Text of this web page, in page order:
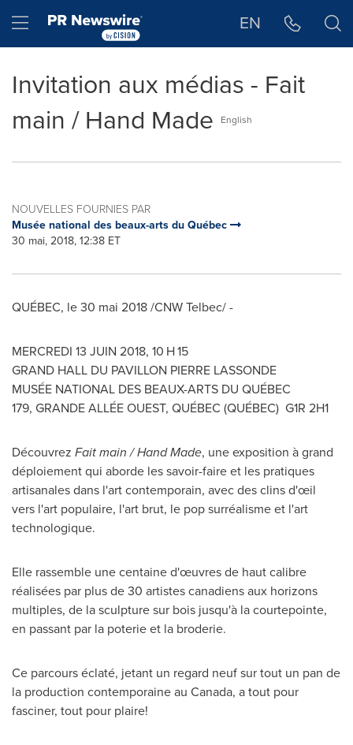
Hamburger menu EN
Invitation aux médias - Fait
main / Hand Made
English
NOUVELLES FOURNIES PAR
Musée national des beaux-arts du Québec
30 mai, 2018, 12:38 ET
QUÉBEC, le 30 mai 2018 /CNW Telbec/ -
MERCREDI 13 JUIN 2018, 10 H 15
GRAND HALL DU PAVILLON PIERRE LASSONDE
MUSÉE NATIONAL DES BEAUX-ARTS DU QUÉBEC
179, GRANDE ALLÉE OUEST, QUÉBEC (QUÉBEC) G1R 2H1
Découvrez Fait main / Hand Made, une exposition à grand
déploiement qui aborde les savoir-faire et les pratiques
artisanales dans l'art contemporain, avec des clins d'œil
vers l'art populaire, l'art brut, le pop surréalisme et l'art
technologique.
Elle rassemble une centaine d'œuvres de haut calibre
réalisées par plus de 30 artistes canadiens aux horizons
multiples, de la sculpture sur bois jusqu'à la courtepointe,
en passant par la poterie et la broderie.
Ce parcours éclaté, jetant un regard neuf sur tout un pan de
la production contemporaine au Canada, a tout pour
fasciner, tout pour plaire!